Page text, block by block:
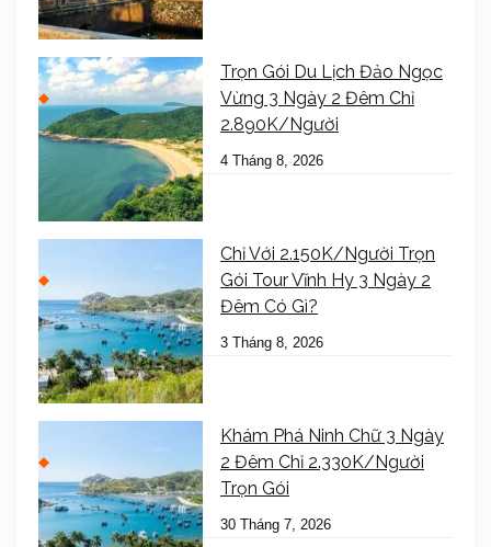
Trọn Gói Du Lịch Đảo Ngọc
Vừng 3 Ngày 2 Đêm Chỉ
2.890K/Người
4 Tháng 8, 2026
Chỉ Với 2.150K/Người Trọn
Gói Tour Vĩnh Hy 3 Ngày 2
Đêm Có Gì?
3 Tháng 8, 2026
Khám Phá Ninh Chữ 3 Ngày
2 Đêm Chỉ 2.330K/Người
Trọn Gói
30 Tháng 7, 2026